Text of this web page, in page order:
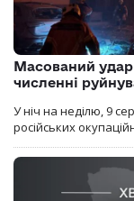
Масований удар
численні
У ніч на неділю, 9
російських